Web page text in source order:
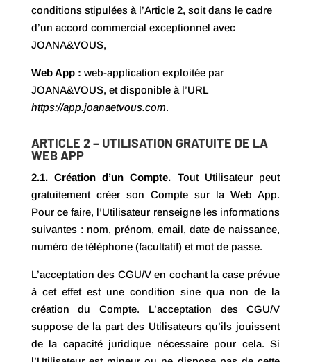
conditions stipulées à l’Article 2, soit dans le cadre
d’un accord commercial exceptionnel avec
JOANA&VOUS,
Web App : web-application exploitée par
JOANA&VOUS, et disponible à l’URL
https://app.joanaetvous.com.
ARTICLE 2 – UTILISATION GRATUITE DE LA
WEB APP
2.1. Création d’un Compte. Tout Utilisateur peut
gratuitement créer son Compte sur la Web App.
Pour ce faire, l’Utilisateur renseigne les informations
suivantes : nom, prénom, email, date de naissance,
numéro de téléphone (facultatif) et mot de passe.
L’acceptation des CGU/V en cochant la case prévue
à cet effet est une condition sine qua non de la
création du Compte. L’acceptation des CGU/V
suppose de la part des Utilisateurs qu’ils jouissent
de la capacité juridique nécessaire pour cela. Si